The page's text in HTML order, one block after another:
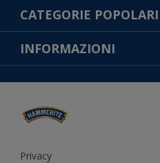
TROVA UN COLORE
CONTATTACI
MAPPA DEL SITO
CATEGORIE POPOLARI
NOTE LEGALI
COOKIES
INFORMATIVA SULLA PRIVACY
IMPOSTAZIONI DEI COOKIE
INFORMAZIONI
Privacy